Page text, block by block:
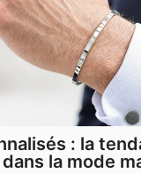
: la
dans la mode